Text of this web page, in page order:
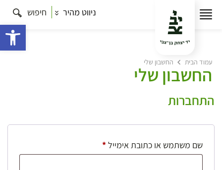
ניווט מהיר חיפוש
עמוד הבית החשבון שלי
החשבון שלי
התחברות
שם משתמש או כתובת אימייל*חובה